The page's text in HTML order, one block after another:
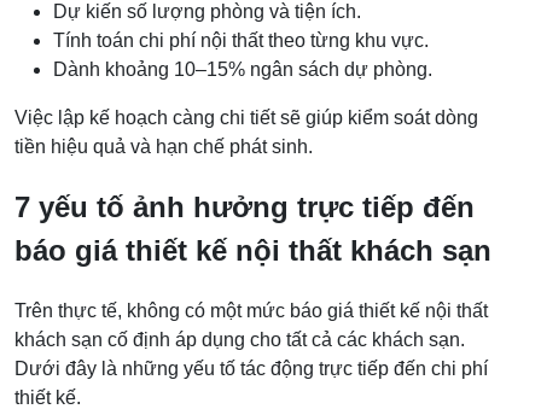
Dự kiến số lượng phòng và tiện ích.
Tính toán chi phí nội thất theo từng khu vực.
Dành khoảng 10–15% ngân sách dự phòng.
Việc lập kế hoạch càng chi tiết sẽ giúp kiểm soát dòng
tiền hiệu quả và hạn chế phát sinh.
7 yếu tố ảnh hưởng trực tiếp đến
báo giá thiết kế nội thất khách sạn
Trên thực tế, không có một mức báo giá thiết kế nội thất
khách sạn cố định áp dụng cho tất cả các khách sạn.
Dưới đây là những yếu tố tác động trực tiếp đến chi phí
thiết kế.